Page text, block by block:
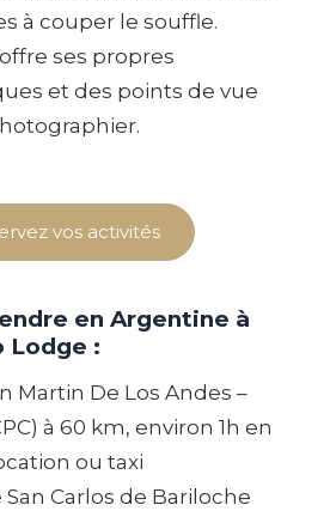
à couper le souffle.
ses propres
et des points de vue
vos activités
en Argentine à
Lodge :
Martin De Los Andes –
à 60 km, environ 1h en
ou taxi
Carlos de Bariloche